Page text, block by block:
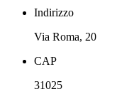
Indirizzo
Via Roma, 20
CAP
31025